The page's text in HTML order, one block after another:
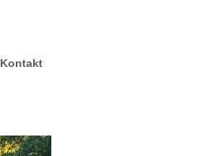
Kontakt